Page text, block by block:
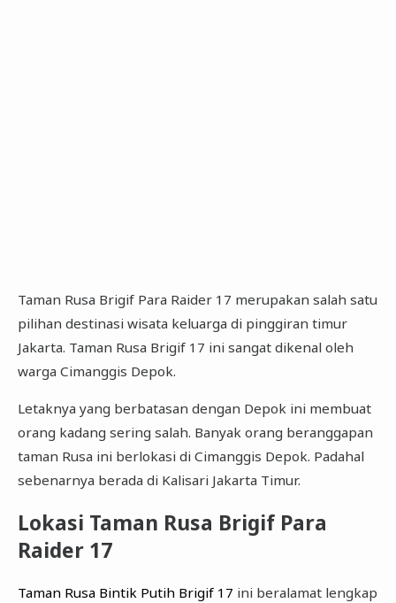
Taman Rusa Brigif Para Raider 17 merupakan salah satu
pilihan destinasi wisata keluarga di pinggiran timur
Jakarta. Taman Rusa Brigif 17 ini sangat dikenal oleh
warga Cimanggis Depok.
Letaknya yang berbatasan dengan Depok ini membuat
orang kadang sering salah. Banyak orang beranggapan
taman Rusa ini berlokasi di Cimanggis Depok. Padahal
sebenarnya berada di Kalisari Jakarta Timur.
Lokasi Taman Rusa Brigif Para
Raider 17
Taman Rusa Bintik Putih Brigif 17 ini beralamat lengkap